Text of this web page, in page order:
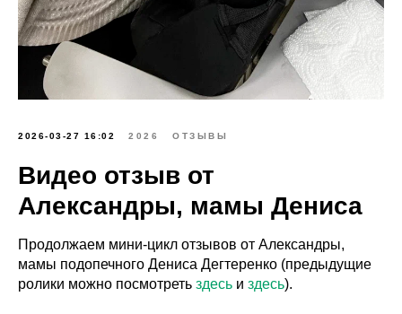
2026-03-27 16:02 2026 ОТЗЫВЫ
Видео отзыв от
Александры, мамы Дениса
Продолжаем мини-цикл отзывов от Александры,
мамы подопечного Дениса Дегтеренко (предыдущие
ролики можно посмотреть здесь и здесь).